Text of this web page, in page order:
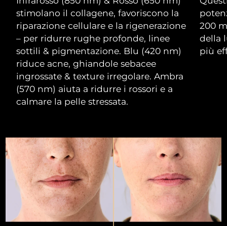
stimolano il collagene, favoriscono la
riparazione cellulare e la rigenerazione
– per ridurre rughe profonde, linee
sottili & pigmentazione. Blu (420 nm)
riduce acne, ghiandole sebacee
ingrossate & texture irregolare. Ambra
(570 nm) aiuta a ridurre i rossori e a
calmare la pelle stressata.
200
della
più
RAS di Macao Consegna stimata 8/11/26
Malaysia Consegna stimata 8/12/26
Malta
Messico Consegna stimata
Paesi Bassi Consegna stimata 8/9/26
Nuova Zelanda Consegna stimata8/9/26
Norvegia Consegna stimata 8/9/26
Oman Consegna stimata8/12/26